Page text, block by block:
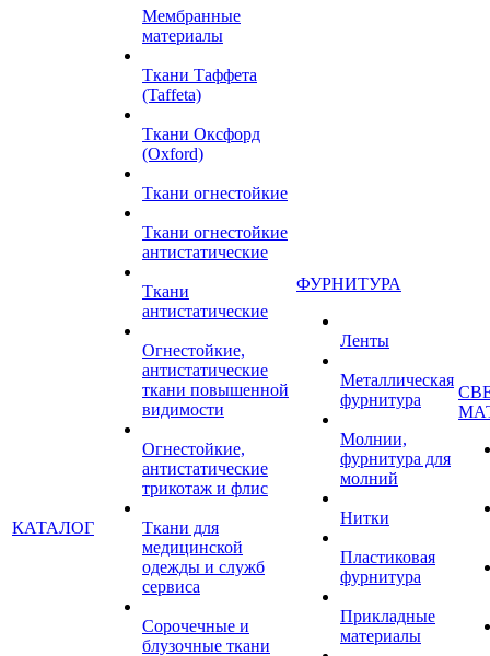
КАТАЛОГ
Мембранные
материалы
Ткани Таффета
(Taffeta)
Ткани Оксфорд
(Oxford)
Ткани огнестойкие
Ткани огнестойкие
антистатические
Ткани
антистатические
Огнестойкие,
антистатические
ткани повышенной
видимости
Огнестойкие,
антистатические
трикотаж и флис
Ткани для
медицинской
одежды и служб
сервиса
Сорочечные и
блузочные ткани
ФУРНИТУРА
Ленты
Металлическая
фурнитура
Молнии,
фурнитура для
молний
Нитки
Пластиковая
фурнитура
Прикладные
материалы